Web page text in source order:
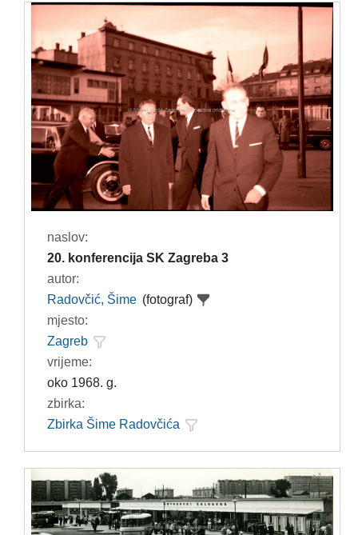
naslov:
20. konferencija SK Zagreba 3
autor:
Radovčić, Šime (fotograf)
mjesto:
Zagreb
vrijeme:
oko 1968. g.
zbirka:
Zbirka Šime Radovčića